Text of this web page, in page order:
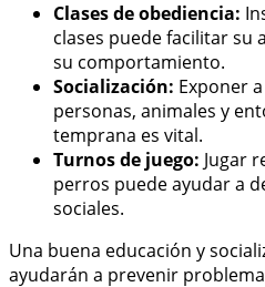
Clases de obediencia:
clases puede facilitar
su comportamiento.
Socialización: Exponer
personas, animales y
temprana es vital.
Turnos de juego: Jugar
perros puede ayudar a
sociales.
Una buena educación y
ayudarán a prevenir